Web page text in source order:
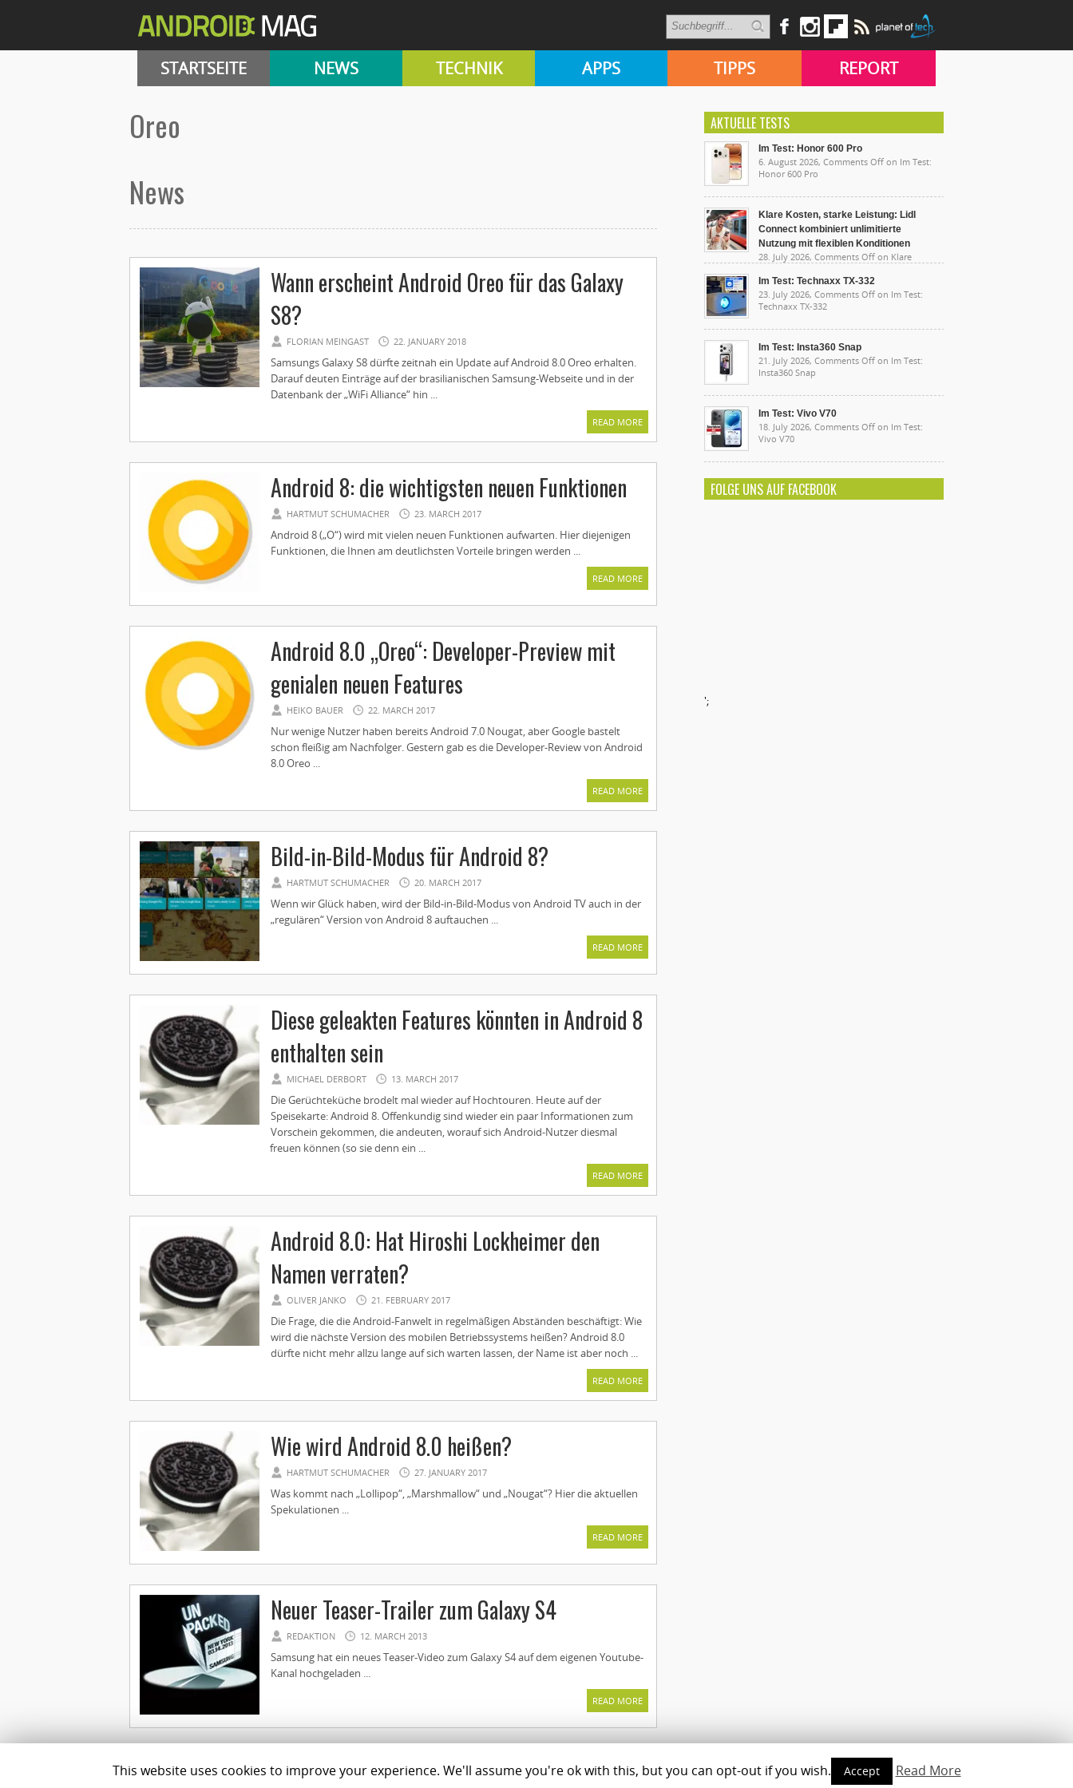
STARTSEITE NEWS TECHNIK APPS TIPPS REPORT
Oreo
News
Wann erscheint Android Oreo für das Galaxy
S8?
FLORIAN MEINGAST 22. JANUARY 2018
Samsungs Galaxy S8 dürfte zeitnah ein Update auf Android 8.0 Oreo erhalten.
Darauf deuten Einträge auf der brasilianischen Samsung-Webseite und in der
Datenbank der „WiFi Alliance“ hin ...
READ MORE
Android 8: die wichtigsten neuen Funktionen
HARTMUT SCHUMACHER 23. MARCH 2017
Android 8 („O“) wird mit vielen neuen Funktionen aufwarten. Hier diejenigen
Funktionen, die Ihnen am deutlichsten Vorteile bringen werden ...
READ MORE
Android 8.0 „Oreo“: Developer-Preview mit
genialen neuen Features
HEIKO BAUER 22. MARCH 2017
Nur wenige Nutzer haben bereits Android 7.0 Nougat, aber Google bastelt
schon fleißig am Nachfolger. Gestern gab es die Developer-Review von Android
8.0 Oreo ...
READ MORE
Bild-in-Bild-Modus für Android 8?
HARTMUT SCHUMACHER 20. MARCH 2017
Wenn wir Glück haben, wird der Bild-in-Bild-Modus von Android TV auch in der
„regulären“ Version von Android 8 auftauchen ...
READ MORE
Diese geleakten Features könnten in Android 8
enthalten sein
MICHAEL DERBORT 13. MARCH 2017
Die Gerüchteküche brodelt mal wieder auf Hochtouren. Heute auf der
Speisekarte: Android 8. Offenkundig sind wieder ein paar Informationen zum
Vorschein gekommen, die andeuten, worauf sich Android-Nutzer diesmal
freuen können (so sie denn ein ...
READ MORE
Android 8.0: Hat Hiroshi Lockheimer den
Namen verraten?
OLIVER JANKO 21. FEBRUARY 2017
Die Frage, die die Android-Fanwelt in regelmäßigen Abständen beschäftigt: Wie
wird die nächste Version des mobilen Betriebssystems heißen? Android 8.0
dürfte nicht mehr allzu lange auf sich warten lassen, der Name ist aber noch ...
READ MORE
Wie wird Android 8.0 heißen?
HARTMUT SCHUMACHER 27. JANUARY 2017
Was kommt nach „Lollipop“, „Marshmallow“ und „Nougat“? Hier die aktuellen
Spekulationen ...
READ MORE
Neuer Teaser-Trailer zum Galaxy S4
REDAKTION 12. MARCH 2013
Samsung hat ein neues Teaser-Video zum Galaxy S4 auf dem eigenen Youtube-
Kanal hochgeladen ...
READ MORE
AKTUELLE TESTS
Im Test: Honor 600 Pro
6. August 2026, Comments Off on Im Test:
Honor 600 Pro
Klare Kosten, starke Leistung: Lidl
Connect kombiniert unlimitierte
Nutzung mit flexiblen Konditionen
28. July 2026, Comments Off on Klare
unlimitierte Nutzung mit flexiblen Konditionen
Im Test: Technaxx TX-332
23. July 2026, Comments Off on Im Test:
Technaxx TX-332
Im Test: Insta360 Snap
21. July 2026, Comments Off on Im Test:
Insta360 Snap
Im Test: Vivo V70
18. July 2026, Comments Off on Im Test:
Vivo V70
FOLGE UNS AUF FACEBOOK
';
Datenschutz Team Best Geldanlage Magazine Shop Copyright © 2010-2016 - www.androidmag.de
This website uses cookies to improve your experience. We'll assume you're ok with this, but you can opt-out if you wish. Accept Read More